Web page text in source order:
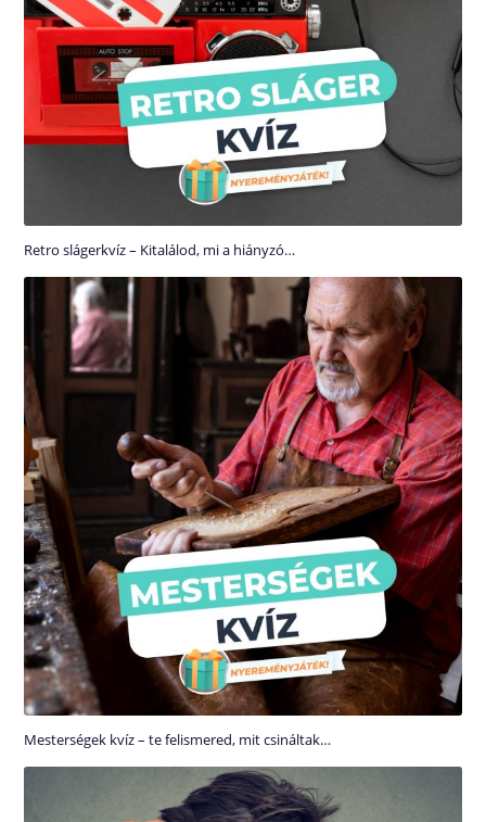
Retro slágerkvíz – Kitalálod, mi a hiányzó…
Mesterségek kvíz – te felismered, mit csináltak…